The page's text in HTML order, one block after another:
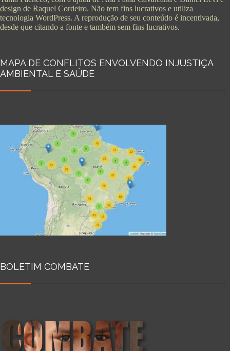
design de Raquel Cordeiro. Não tem fins lucrativos e utiliza
tecnologia WordPress. A reprodução de seu conteúdo é incentivada,
desde que citando a fonte e também sem fins lucrativos.
MAPA DE CONFLITOS ENVOLVENDO INJUSTIÇA
AMBIENTAL E SAÚDE
BOLETIM COMBATE